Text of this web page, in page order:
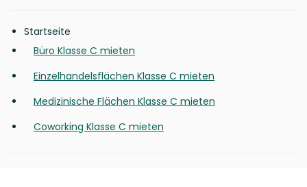
Startseite
Büro Klasse C mieten
Einzelhandelsflächen Klasse C mieten
Medizinische Flächen Klasse C mieten
Coworking Klasse C mieten